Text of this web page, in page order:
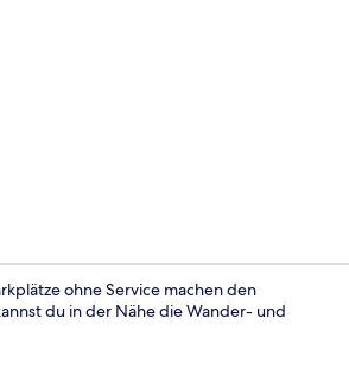
ohne Service machen den
du in der Nähe die Wander- und